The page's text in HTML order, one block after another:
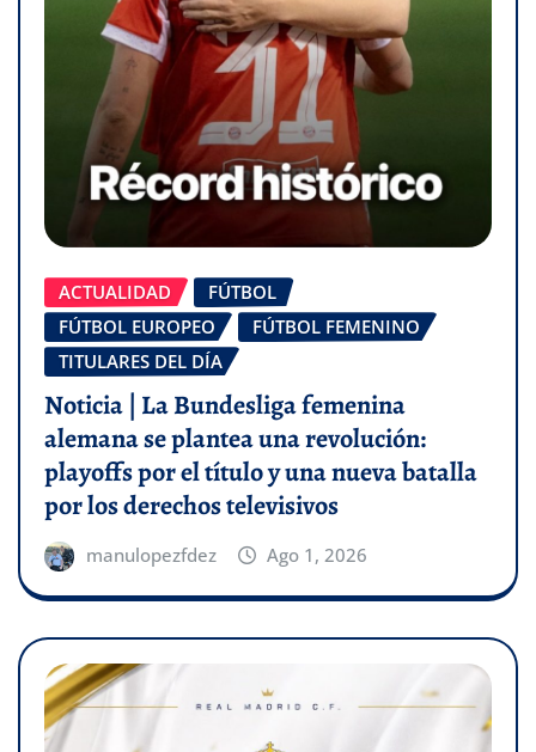
ACTUALIDAD
FÚTBOL
FÚTBOL EUROPEO
FÚTBOL FEMENINO
TITULARES DEL DÍA
Noticia | La Bundesliga femenina
alemana se plantea una revolución:
playoffs por el título y una nueva batalla
por los derechos televisivos
manulopezfdez Ago 1, 2026